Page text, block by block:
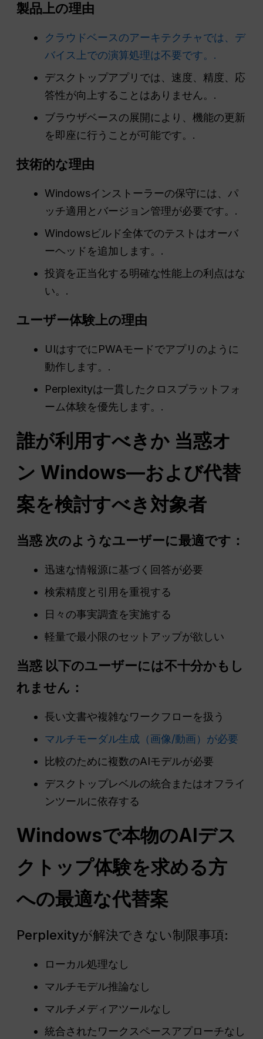
製品上の理由
クラウドベースのアーキテクチャでは、デ
バイス上での演算処理は不要です。.
デスクトップアプリでは、速度、精度、応
答性が向上することはありません。.
ブラウザベースの展開により、機能の更新
を即座に行うことが可能です。.
技術的な理由
Windowsインストーラーの保守には、パ
ッチ適用とバージョン管理が必要です。.
Windowsビルド全体でのテストはオーバ
ーヘッドを追加します。.
投資を正当化する明確な性能上の利点はな
い。.
ユーザー体験上の理由
UIはすでにPWAモードでアプリのように
動作します。.
Perplexityは一貫したクロスプラットフォ
ーム体験を優先します。.
誰が利用すべきか 当惑オ
ン Windows—および代替
案を検討すべき対象者
当惑 次のようなユーザーに最適です：
迅速な情報源に基づく回答が必要
検索精度と引用を重視する
日々の事実調査を実施する
軽量で最小限のセットアップが欲しい
当惑 以下のユーザーには不十分かもし
れません：
長い文書や複雑なワークフローを扱う
マルチモーダル生成（画像/動画）が必要
比較のために複数のAIモデルが必要
デスクトップレベルの統合またはオフライ
ンツールに依存する
Windowsで本物のAIデス
クトップ体験を求める方
への最適な代替案
Perplexityが解決できない制限事項:
ローカル処理なし
マルチモデル推論なし
マルチメディアツールなし
統合されたワークスペースアプローチなし